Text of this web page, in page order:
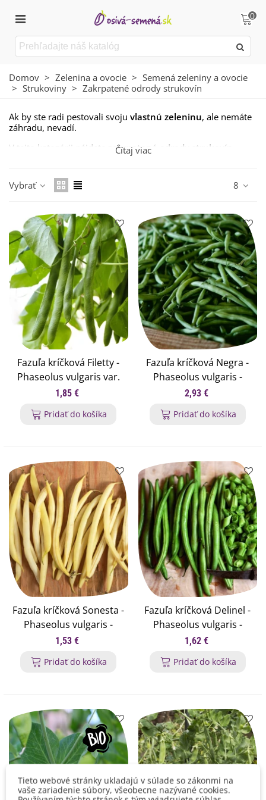
0
Domov > Zelenina a ovocie > Semená zeleniny a ovocie
> Strukoviny > Zakrpatené odrody strukovín
Ak by ste radi pestovali svoju vlastnú zeleninu, ale nemáte
záhradu, nevadí.
V tejto kategórii nájdete
zakrpatené odrody strukovín
ktoré je možné pestovať na balkóne alebo dokonca
Zdravie z prírody je teraz
Čítaj viac
Vybrať 8
Fazuľa kríčková Filetty -
Phaseolus vulgaris var.
nanus - semená fazule -
1,85 €
Pridať do košíka
Fazuľa kríčková Negra -
Phaseolus vulgaris -
semená fazule - 10 ks
2,93 €
Pridať do košíka
Fazuľa kríčková Sonesta -
Phaseolus vulgaris -
semená fazule - 20 ks
1,53 €
Pridať do košíka
Fazuľa kríčková Delinel -
Phaseolus vulgaris -
semená fazuľa - 20 ks
1,62 €
Pridať do košíka
Tieto webové stránky ukladajú v súlade so zákonmi na
vaše zariadenie súbory, všeobecne nazývané cookies.